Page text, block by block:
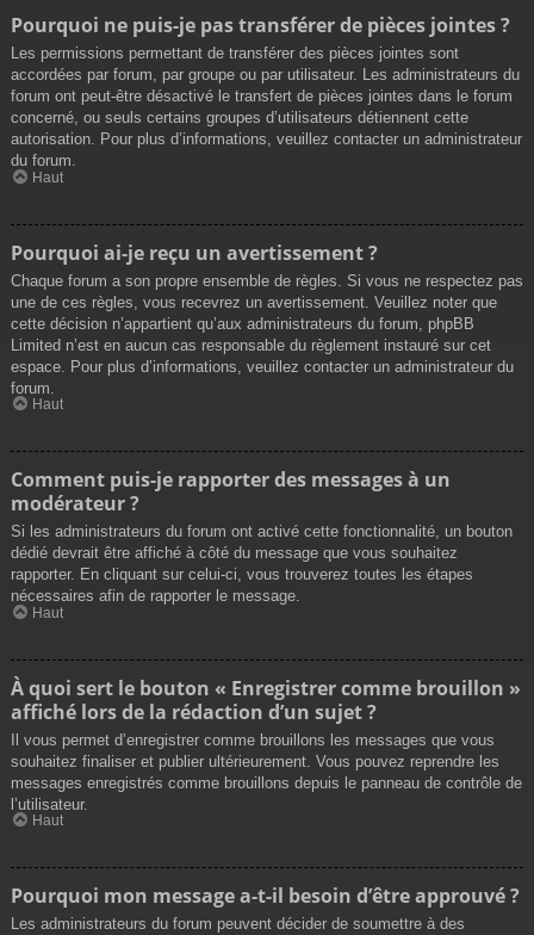
Pourquoi ne puis-je pas transférer de pièces jointes ?
Les permissions permettant de transférer des pièces jointes sont
accordées par forum, par groupe ou par utilisateur. Les administrateurs du
forum ont peut-être désactivé le transfert de pièces jointes dans le forum
concerné, ou seuls certains groupes d’utilisateurs détiennent cette
autorisation. Pour plus d’informations, veuillez contacter un administrateur
du forum.
Haut
Pourquoi ai-je reçu un avertissement ?
Chaque forum a son propre ensemble de règles. Si vous ne respectez pas
une de ces règles, vous recevrez un avertissement. Veuillez noter que
cette décision n’appartient qu’aux administrateurs du forum, phpBB
Limited n’est en aucun cas responsable du règlement instauré sur cet
espace. Pour plus d’informations, veuillez contacter un administrateur du
forum.
Haut
Comment puis-je rapporter des messages à un
modérateur ?
Si les administrateurs du forum ont activé cette fonctionnalité, un bouton
dédié devrait être affiché à côté du message que vous souhaitez
rapporter. En cliquant sur celui-ci, vous trouverez toutes les étapes
nécessaires afin de rapporter le message.
Haut
À quoi sert le bouton « Enregistrer comme brouillon »
affiché lors de la rédaction d’un sujet ?
Il vous permet d’enregistrer comme brouillons les messages que vous
souhaitez finaliser et publier ultérieurement. Vous pouvez reprendre les
messages enregistrés comme brouillons depuis le panneau de contrôle de
l’utilisateur.
Haut
Pourquoi mon message a-t-il besoin d’être approuvé ?
Les administrateurs du forum peuvent décider de soumettre à des